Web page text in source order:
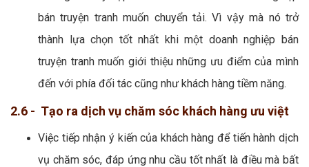
bán truyện tranh muốn chuyển tải. Vì vậy mà nó trở
thành lựa chọn tốt nhất khi một doanh nghiệp bán
truyện tranh muốn giới thiệu những ưu điểm của mình
đến với phía đối tác cũng như khách hàng tiềm năng.
2.6 - Tạo ra dịch vụ chăm sóc khách hàng ưu việt
Việc tiếp nhận ý kiến của khách hàng để tiến hành dịch
vụ chăm sóc, đáp ứng nhu cầu tốt nhất là điều mà bất